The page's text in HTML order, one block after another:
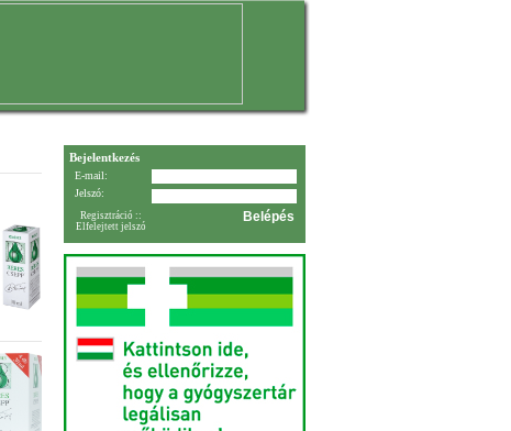
Bejelentkezés
E-mail:
Jelszó:
Regisztráció ::
Elfelejtett jelszó